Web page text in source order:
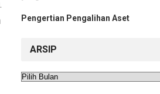
Pengertian Pengalihan Aset
ARSIP
Arsip